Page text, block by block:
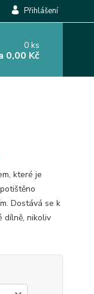
Přihlášení
0ks
0,00 Kč
které je
Dostává se k
dílně, nikoliv